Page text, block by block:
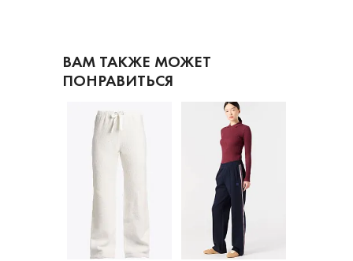
ВАМ ТАКЖЕ МОЖЕТ
ПОНРАВИТЬСЯ